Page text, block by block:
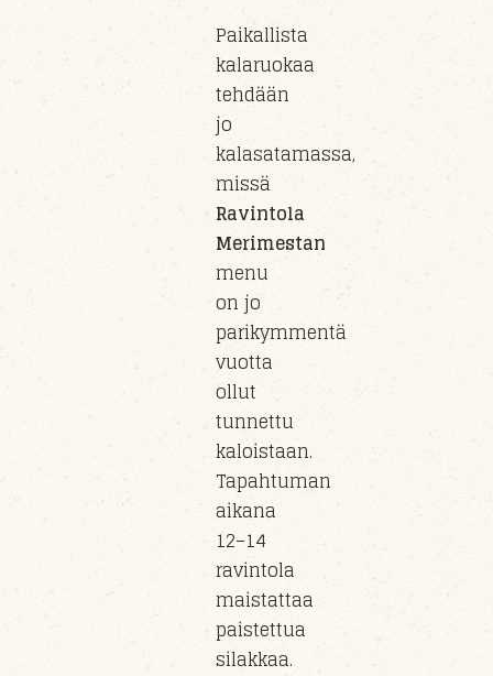
Paikallista
kalaruokaa
tehdään
jo
kalasatamassa,
missä
Ravintola
Merimestan
menu
on jo
parikymmentä
vuotta
ollut
tunnettu
kaloistaan.
Tapahtuman
aikana
12–14
ravintola
maistattaa
paistettua
silakkaa.